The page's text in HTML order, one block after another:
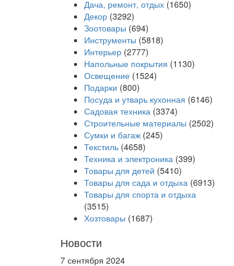
Дача, ремонт, отдых (1650)
Декор (3292)
Зоотовары (694)
Инструменты (5818)
Интерьер (2777)
Напольные покрытия (1130)
Освещение (1524)
Подарки (800)
Посуда и утварь кухонная (6146)
Садовая техника (3374)
Строительные материалы (2502)
Сумки и багаж (245)
Текстиль (4658)
Техника и электроника (399)
Товары для детей (5410)
Товары для сада и отдыха (6913)
Товары для спорта и отдыха
(3515)
Хозтовары (1687)
Новости
7 сентября 2024